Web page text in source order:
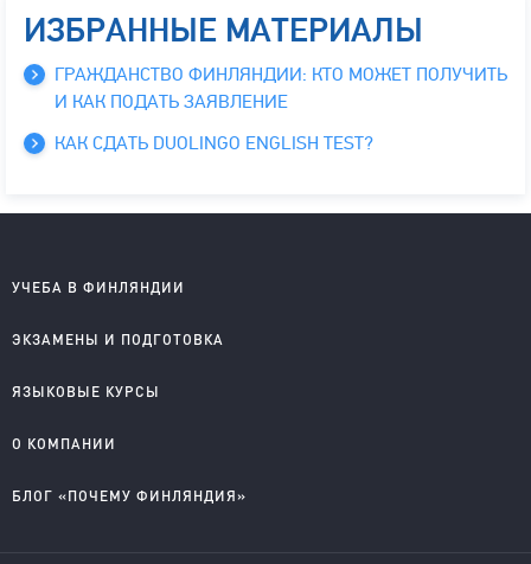
ИЗБРАННЫЕ МАТЕРИАЛЫ
ГРАЖДАНСТВО ФИНЛЯНДИИ: КТО МОЖЕТ ПОЛУЧИТЬ
И КАК ПОДАТЬ ЗАЯВЛЕНИЕ
КАК СДАТЬ DUOLINGO ENGLISH TEST?
УЧЕБА В ФИНЛЯНДИИ
Колледжи на английском
Колледжи на финском
ЭКЗАМЕНЫ И ПОДГОТОВКА
YKI подготовка и регистрация
ЯЗЫКОВЫЕ КУРСЫ
Английский для школьников
Английский для взрослых
О КОМПАНИИ
Правовые документы
БЛОГ «ПОЧЕМУ ФИНЛЯНДИЯ»